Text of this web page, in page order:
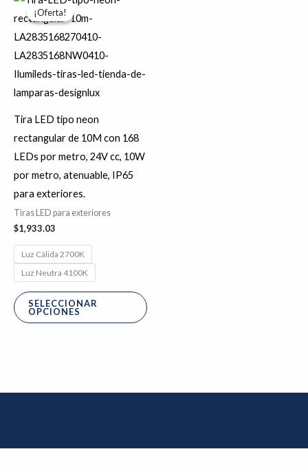
¡Oferta!
¡Oferta!
Tira LED tipo neon
rectangular de 10M con 168
LEDs por metro, 24V cc, 10W
por metro, atenuable, IP65
para exteriores.
Tiras LED para exteriores
$1,933.03
Luz Cálida 2700K
Luz Neutra 4100K
SELECCIONAR
OPCIONES